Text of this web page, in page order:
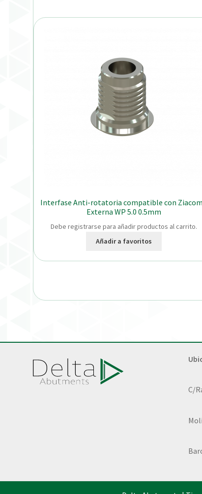
Interfase Anti-rotatoria compatible con
Externa WP 5.0 0.5mm
Debe registrarse para añadir productos al carrito.
Añadir a favoritos
C/